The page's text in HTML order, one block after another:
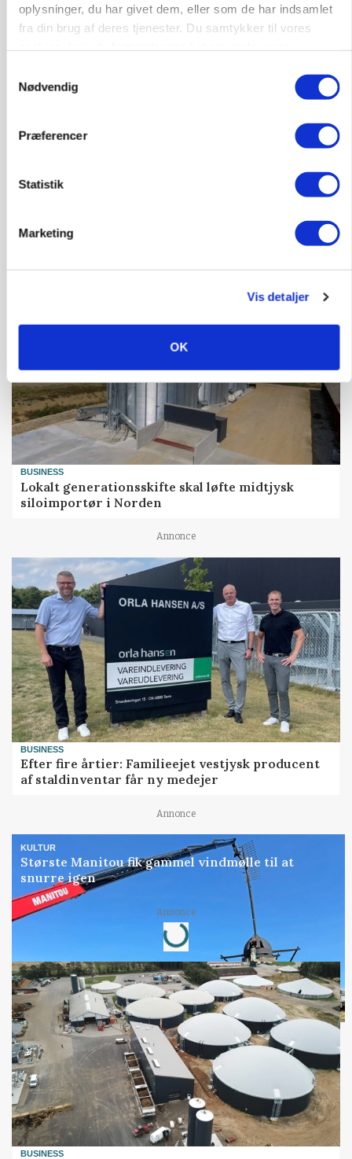
oplysninger, du har givet dem, eller som de har indsamlet
fra din brug af deres tjenester. Du samtykker til vores
Nødvendig
Præferencer
Statistik
Marketing
Vis detaljer
OK
BUSINESS
Lokalt generationsskifte skal løfte midtjysk
siloimportør i Norden
Annonce
BUSINESS
Efter fire årtier: Familieejet vestjysk producent
af staldinventar får ny medejer
Annonce
KULTUR
Største Manitou fik gammel vindmølle til at
snurre igen
Annonce
Loading...
BUSINESS